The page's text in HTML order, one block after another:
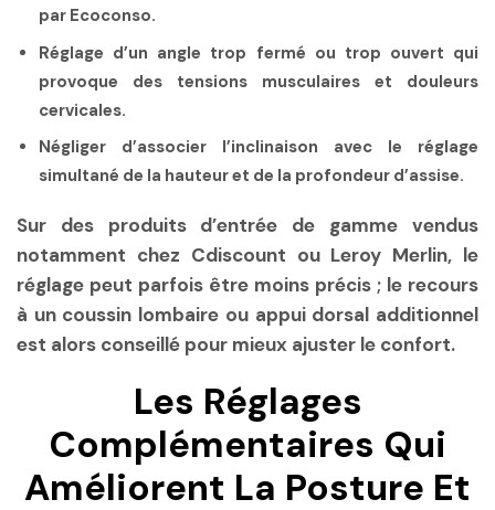
par Ecoconso.
Réglage d’un angle trop fermé ou trop ouvert qui
provoque des tensions musculaires et douleurs
cervicales.
Négliger d’associer l’inclinaison avec le réglage
simultané de la hauteur et de la profondeur d’assise.
Sur des produits d’entrée de gamme vendus
notamment chez Cdiscount ou Leroy Merlin, le
réglage peut parfois être moins précis ; le recours
à un coussin lombaire ou appui dorsal additionnel
est alors conseillé pour mieux ajuster le confort.
Les Réglages
Complémentaires Qui
Améliorent La Posture Et